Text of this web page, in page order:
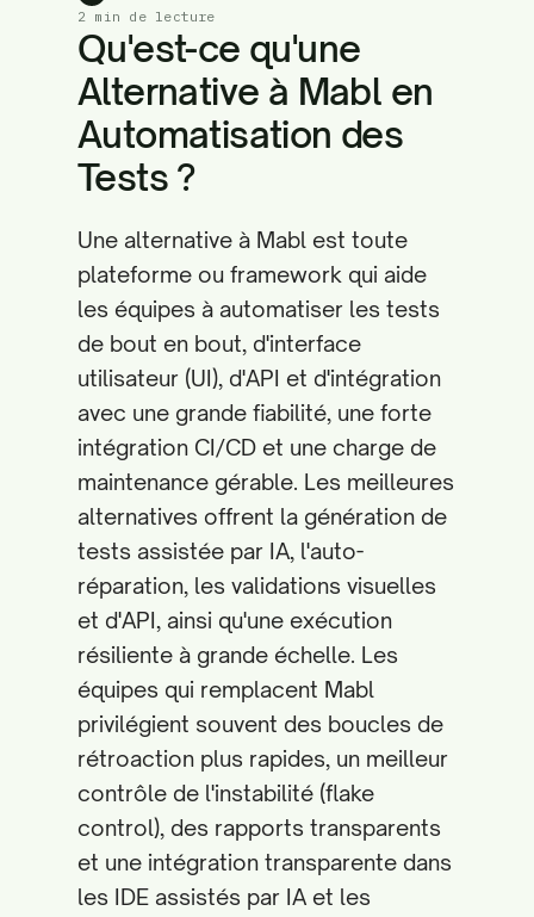
2 min de lecture
Qu'est-ce qu'une
Alternative à Mabl en
Automatisation des
Tests ?
Une alternative à Mabl est toute
plateforme ou framework qui aide
les équipes à automatiser les tests
de bout en bout, d'interface
utilisateur (UI), d'API et d'intégration
avec une grande fiabilité, une forte
intégration CI/CD et une charge de
maintenance gérable. Les meilleures
alternatives offrent la génération de
tests assistée par IA, l'auto-
réparation, les validations visuelles
et d'API, ainsi qu'une exécution
résiliente à grande échelle. Les
équipes qui remplacent Mabl
privilégient souvent des boucles de
rétroaction plus rapides, un meilleur
contrôle de l'instabilité (flake
control), des rapports transparents
et une intégration transparente dans
les IDE assistés par IA et les